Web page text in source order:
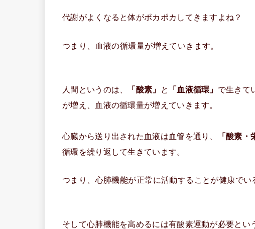
代謝がよくなると体がポカポカしてきますよね？
つまり、血液の循環量が増えていきます。
人間というのは、 「酸素」 と 「血液循環」 で生きて
が増え、血液の循環量が増えていきます。
心臓から送り出された血液は血管を通り、 「酸素・
循環を繰り返して生きています。
つまり、心肺機能が正常に活動することが健康でい
そして心肺機能を高めるには有酸素運動が必要とい